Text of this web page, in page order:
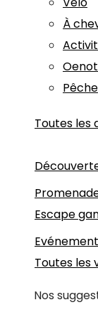
À
Pêche
Toutes les
Escape
Toutes les
Nos